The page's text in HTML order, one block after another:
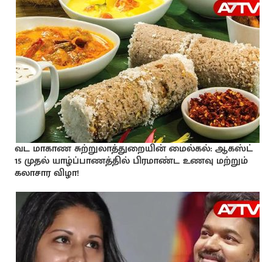
வட மாகாண சுற்றுலாத்துறையின் மைல்கல்: ஆகஸ்ட்
15 முதல் யாழ்ப்பாணத்தில் பிரமாண்ட உணவு மற்றும்
கலாசார விழா!